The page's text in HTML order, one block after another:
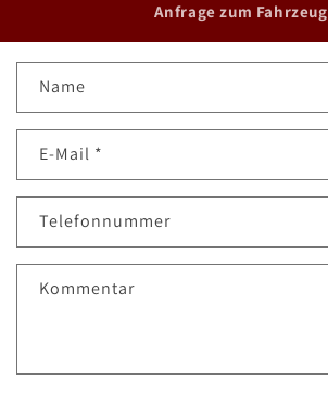
Anfrage zum
n
a
t
f
Name
E-Mail *
Telefonnummer
Kommentar